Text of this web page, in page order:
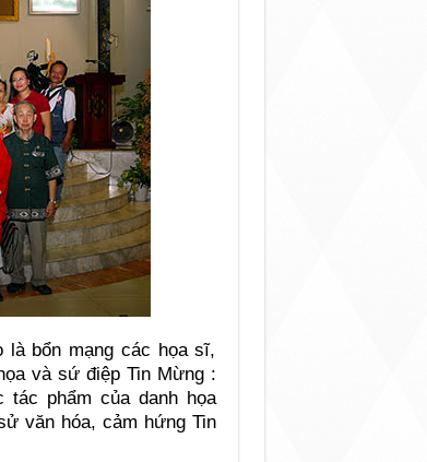
là bổn mạng các họa sĩ,
và sứ điệp Tin Mừng :
tác phẩm của danh họa
văn hóa, cảm hứng Tin